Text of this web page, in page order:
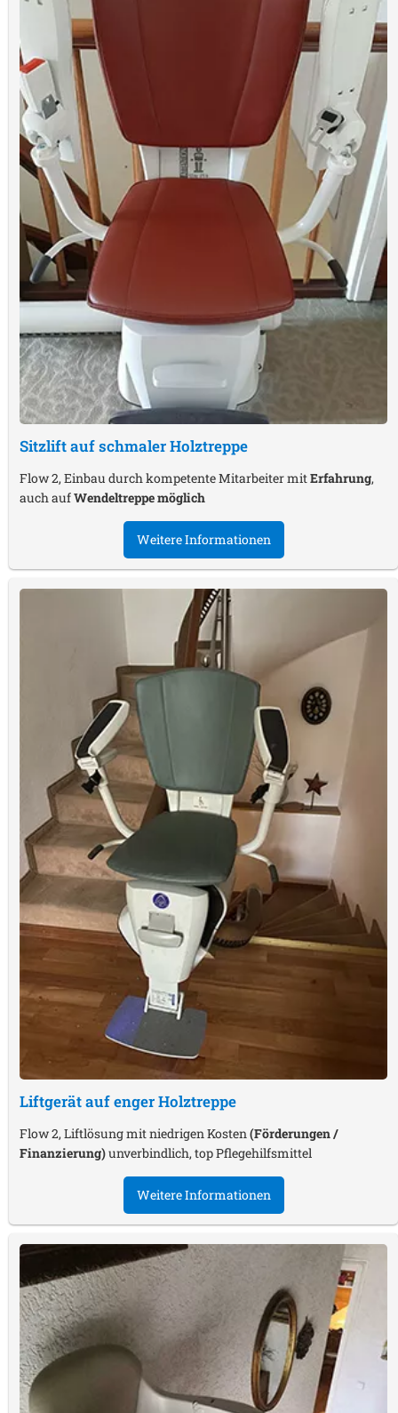
Sitzlift auf schmaler Holztreppe
Flow 2, Einbau durch kompetente Mitarbeiter mitErfahrung,
auch aufWendeltreppe möglich
Weitere Informationen
Liftgerät auf enger Holztreppe
Flow 2, Liftlösung mit niedrigen Kosten (Förderungen /
Finanzierung)unverbindlich, top Pflegehilfsmittel
Weitere Informationen